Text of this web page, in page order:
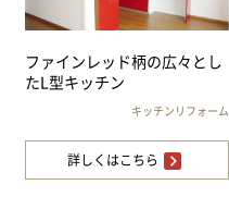
ファインレッド柄の広々とし
たL型キッチン
キッチンリフォーム
詳しくはこちら